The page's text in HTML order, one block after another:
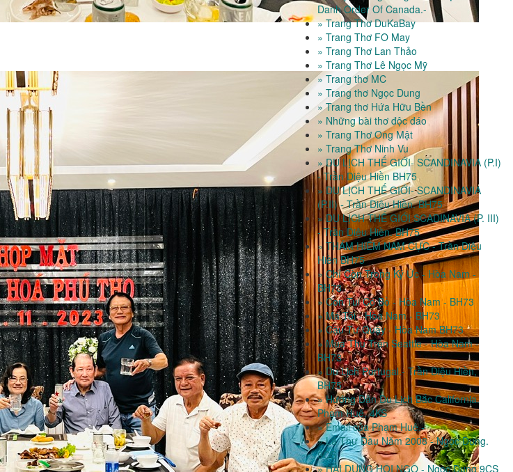
Danh Order Of Canada.-
» Trang Thơ DuKaBay
» Trang Thơ FO May
» Trang Thơ Lan Thảo
» Trang Thơ Lê Ngọc Mỹ
» Trang thơ MC
» Trang thơ Ngọc Dung
» Trang thơ Hứa Hữu Bền
» Những bài thơ độc đáo
» Trang Thơ Ong Mật
» Trang Thơ Ninh Vu
» DU LỊCH THẾ GIỚI- SCANDINAVIA (P.I)
- Trần Diệu Hiền BH75
» DU LỊCH THẾ GIỚI- SCANDINAVIA
(P.II) - Trần Diệu Hiền. BH75
» DU LỊCH THẾ GIỚI SCADINAVIA (P. III)
- Trần Diệu Hiền. BH75
» THÁM HIỂM NAM CỰC - Trần Diệu
Hiền BH75
» Chỉ Còn Trong Ký Ức - Hòa Nam -
BH73
» Con Tui Có Bồ - Hòa Nam - BH73
» Má Tôi - Hòa Nam - BH73
» Cậu Tư Quậy - Hòa Nam BH73
» Mùa Thu Trên Seattle - Hòa Nam -
BH73
» Du Lịch Portugal.- Trần Diệu Hiền,
BH75
» Hướng Dẫn Du Lịch Bắc California.
Phạm Huê, 4KS
» Email của Phạm Huê.-
» Lá Thư Đầu Năm 2008 - Ngọc Dung.
9CS
» HAI DUNG HỘI NGỘ - Ngọc Dung 9CS